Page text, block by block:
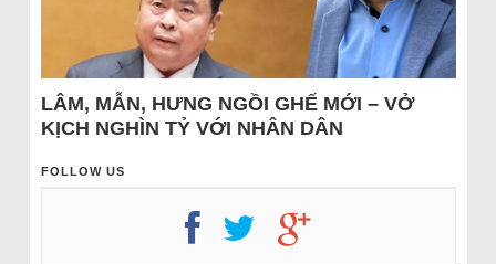
LÂM, MẪN, HƯNG NGỒI GHẾ MỚI – VỞ
KỊCH NGHÌN TỶ VỚI NHÂN DÂN
FOLLOW US